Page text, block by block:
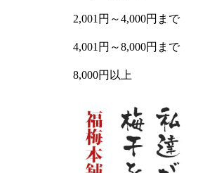
2,001円～4,000円まで
4,001円～8,000円まで
8,000円以上